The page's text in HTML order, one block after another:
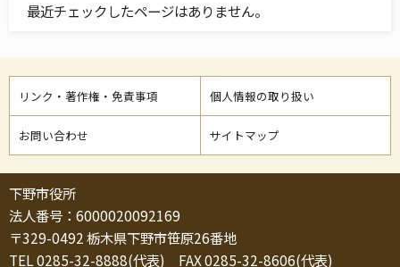
最近チェックしたページはありません。
リンク・著作権・免責事項 個人情報の取り扱い
お問い合わせ サイトマップ
下野市役所
法人番号：6000020092169
〒329-0492 栃木県下野市笹原26番地
TEL 0285-32-8888(代表) FAX 0285-32-8606(代表)